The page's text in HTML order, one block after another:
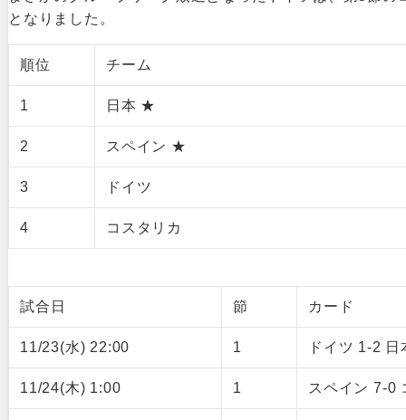
となりました。
順位 チーム
1 日本 ★
2 スペイン ★
3 ドイツ
4 コスタリカ
試合日 節 カード
11/23(水) 22:00 1 ドイツ 1-2 日
11/24(木) 1:00 1 スペイン 7-0